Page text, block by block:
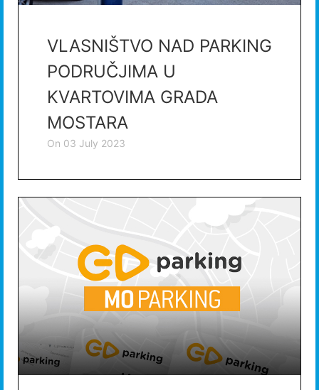
VLASNIŠTVO NAD PARKING
PODRUČJIMA U
KVARTOVIMA GRADA
MOSTARA
on 03 July 2023